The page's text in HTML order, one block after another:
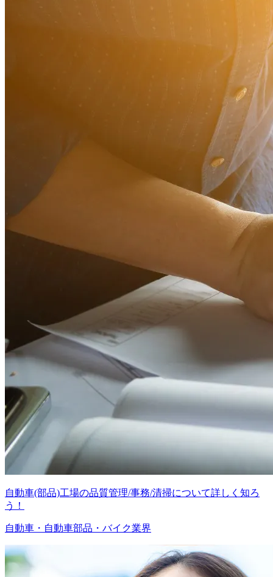
自動車(部品)工場の品質管理/事務/清掃について詳しく知ろ
う！
自動車・自動車部品・バイク業界